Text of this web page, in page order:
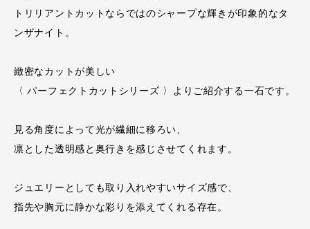
トリリアントカットならではのシャープな輝きが印象的なタ
ンザナイト。
緻密なカットが美しい
〈 パーフェクトカットシリーズ 〉よりご紹介する一石です。
見る角度によって光が繊細に移ろい、
凛とした透明感と奥行きを感じさせてくれます。
ジュエリーとしても取り入れやすいサイズ感で、
指先や胸元に静かな彩りを添えてくれる存在。